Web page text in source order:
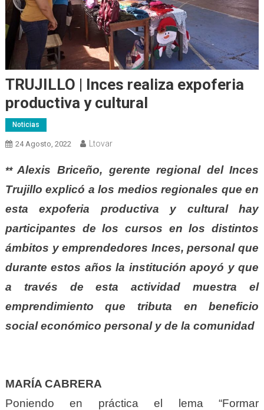
TRUJILLO | Inces realiza expoferia
productiva y cultural
Noticias
24 Agosto, 2022 Ltovar
**Alexis Briceño, gerente regional del Inces
Trujillo explicó a los medios regionales que en
esta expoferia productiva y cultural hay
participantes de los cursos en los distintos
ámbitos y emprendedores Inces, personal que
durante estos años la institución apoyó y que
a través de esta actividad muestra el
emprendimiento que tributa en beneficio
social económico personal y de la comunidad
MARÍA CABRERA
Poniendo en práctica el lema “Formar